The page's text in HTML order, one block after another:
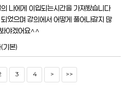
나에게 이입되는시간을 가져봤습니다
었으며 강의에서 어떻게 풀어나갈지 많
야겠어요^^
기본)
3 4 > >>